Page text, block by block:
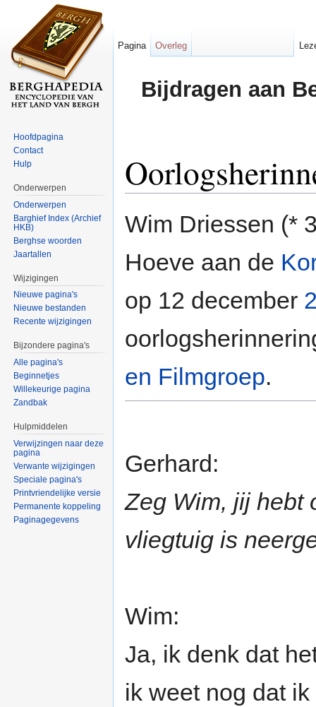
Bijdragen aan
Wim Driessen (*
Hoeve aan de
op 12 december
en Filmgroep.
Gerhard:
Zeg Wim, jij hebt
vliegtuig is
Wim:
Ja, ik denk dat
ik weet nog dat
Pagina Overleg
Hoofdpagina
Contact
Hulp
Onderwerpen
Onderwerpen
Barghief Index (Archief
HKB)
Berghse woorden
Jaartallen
Wijzigingen
Nieuwe pagina's
Nieuwe bestanden
Recente wijzigingen
Bijzondere pagina's
Alle pagina's
Beginnetjes
Willekeurige pagina
Zandbak
Hulpmiddelen
Verwijzingen naar deze
pagina
Verwante wijzigingen
Speciale pagina's
Printvriendelijke versie
Permanente koppeling
Paginagegevens